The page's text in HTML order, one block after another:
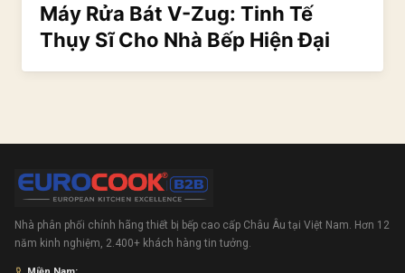
Máy Rửa Bát V-Zug: Tinh Tế
Thụy Sĩ Cho Nhà Bếp Hiện Đại
Nhà phân phối chính hãng thiết bị bếp cao cấp Châu Âu tại Việt Nam. Hơn 12
năm kinh nghiệm, 2.400+ khách hàng tin tưởng.